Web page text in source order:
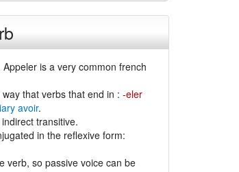
is a very common french
that verbs that end in : -eler
avoir.
transitive.
in the reflexive form:
verb, so passive voice can be